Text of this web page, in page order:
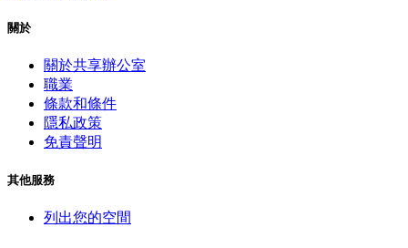
關於
關於共享辦公室
職業
條款和條件
隱私政策
免責聲明
其他服務
列出您的空間